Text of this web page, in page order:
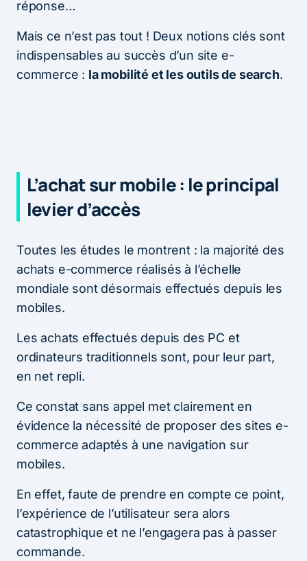
réponse…
Mais ce n’est pas tout ! Deux notions clés sont
indispensables au succès d’un site e-
commerce : la mobilité et les outils de search.
L’achat sur mobile : le principal
levier d’accès
Toutes les études le montrent : la majorité des
achats e-commerce réalisés à l’échelle
mondiale sont désormais effectués depuis les
mobiles.
Les achats effectués depuis des PC et
ordinateurs traditionnels sont, pour leur part,
en net repli.
Ce constat sans appel met clairement en
évidence la nécessité de proposer des sites e-
commerce adaptés à une navigation sur
mobiles.
En effet, faute de prendre en compte ce point,
l’expérience de l’utilisateur sera alors
catastrophique et ne l’engagera pas à passer
commande.